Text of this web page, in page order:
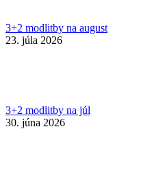
3+2 modlitby na august
23. júla 2026
3+2 modlitby na júl
30. júna 2026